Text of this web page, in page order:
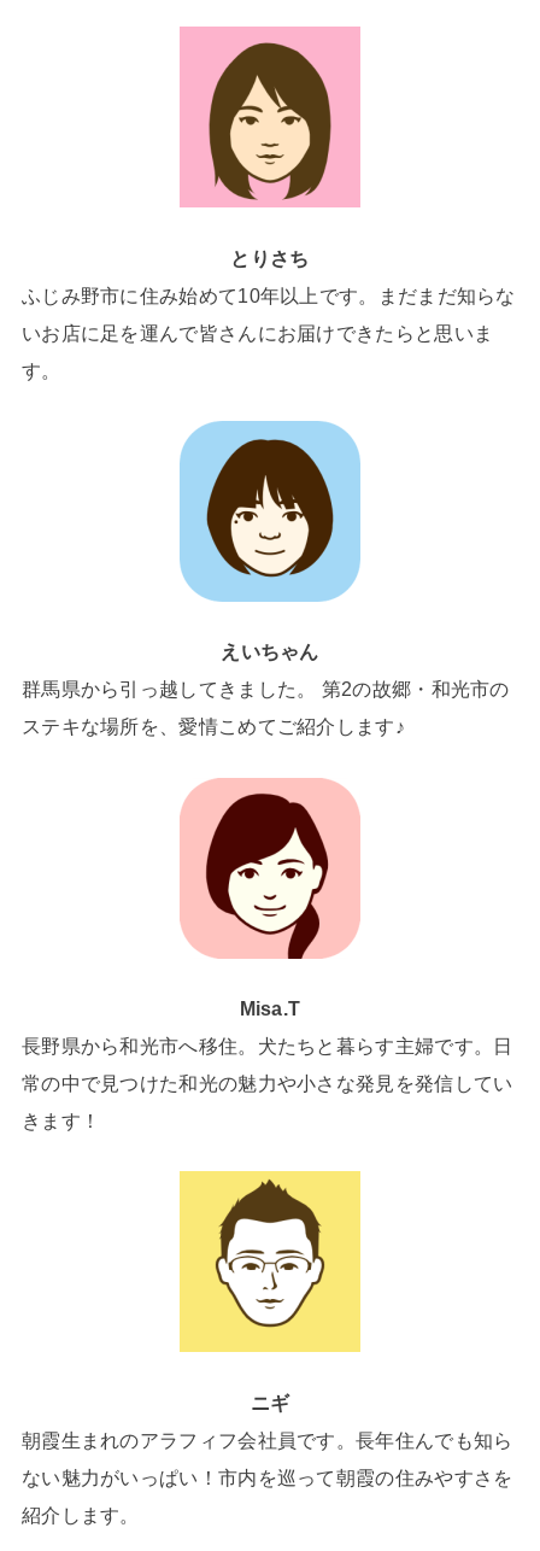
とりさち
ふじみ野市に住み始めて10年以上です。まだまだ知らな
いお店に足を運んで皆さんにお届けできたらと思いま
す。
えいちゃん
群馬県から引っ越してきました。 第2の故郷・和光市の
ステキな場所を、愛情こめてご紹介します♪
Misa.T
長野県から和光市へ移住。犬たちと暮らす主婦です。日
常の中で見つけた和光の魅力や小さな発見を発信してい
きます！
ニギ
朝霞生まれのアラフィフ会社員です。長年住んでも知ら
ない魅力がいっぱい！市内を巡って朝霞の住みやすさを
紹介します。